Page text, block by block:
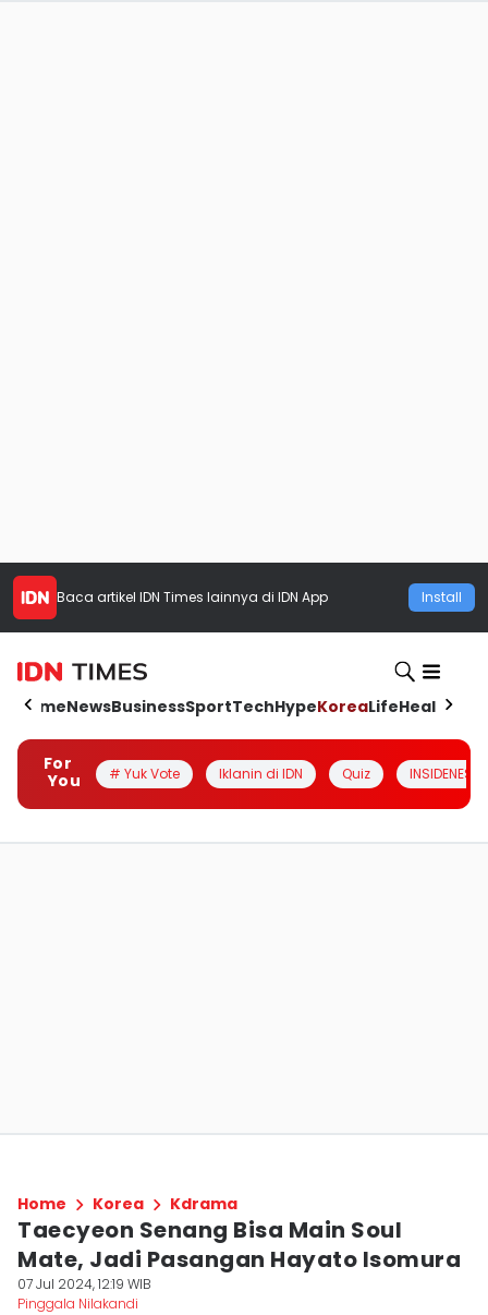
Baca artikel IDN Times lainnya di IDN App Install
HomeNewsBusinessSportTechHypeKoreaLifeHealth
For
You
# Yuk Vote Iklanin di IDN Quiz INSIDENESIA
Home Korea Kdrama
Taecyeon Senang Bisa Main Soul
Mate, Jadi Pasangan Hayato Isomura
07 Jul 2024, 12:19 WIB
Pinggala Nilakandi